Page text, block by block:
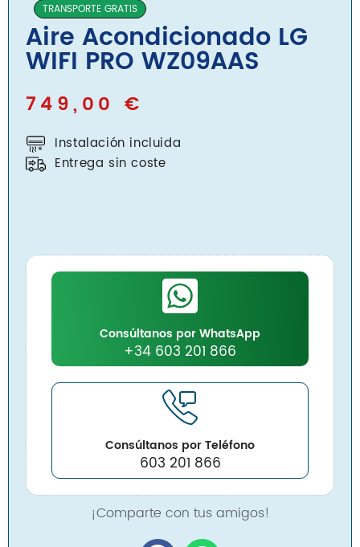
Inicio
Servicios
TRANSPORTE GRATIS
Aire Acondicionado LG
WIFI PRO WZ09AAS
749,00 €
Instalación incluida
Entrega sin coste
Consúltanos por WhatsApp
+34 603 201 866
Consúltanos por Teléfono
603 201 866
¡Comparte con tus amigos!